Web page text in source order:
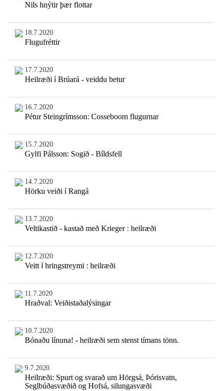
Nils hnýtir þær flottar
18.7.2020
Flugufréttir
17.7.2020
Heilræði í Brúará - veiddu betur
16.7.2020
Pétur Steingrímsson: Cosseboom flugurnar
15.7.2020
Gylfi Pálsson: Sogið - Bíldsfell
14.7.2020
Hörku veiði í Rangá
13.7.2020
Veltikastið - kastað með Krieger : heilræði
12.7.2020
Veitt í hringstreymi : heilræði
11.7.2020
Hraðval: Veiðistaðalýsingar
10.7.2020
Bónaðu línuna! - heilræði sem stenst tímans tönn.
9.7.2020
Heilræði: Spurt og svarað um Hörgsá, Þórisvatn,
Seglbúðasvæðið og Hofsá, silungasvæði